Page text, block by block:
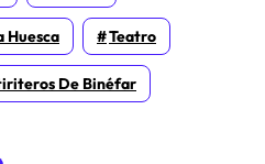
Huesca Teatro
De Binéfar